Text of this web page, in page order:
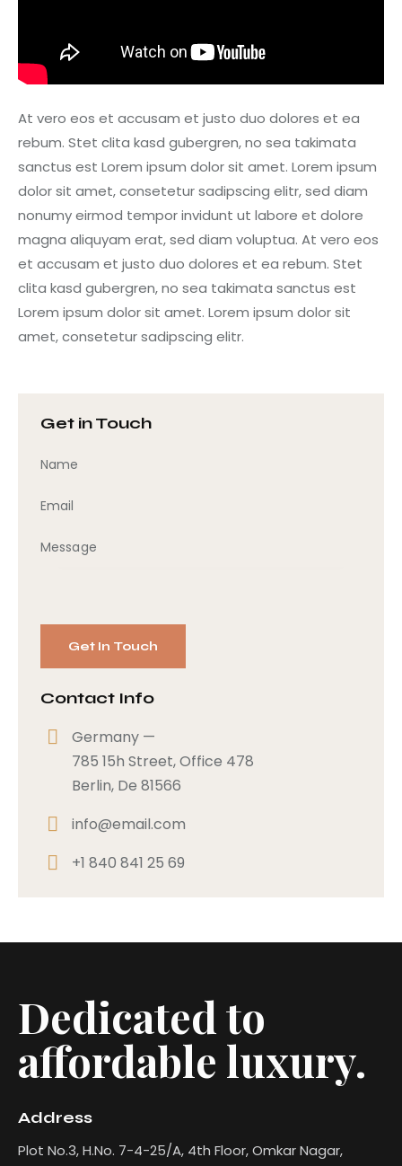
At vero eos et accusam et justo duo dolores et ea
rebum. Stet clita kasd gubergren, no sea takimata
sanctus est Lorem ipsum dolor sit amet. Lorem ipsum
dolor sit amet, consetetur sadipscing elitr, sed diam
nonumy eirmod tempor invidunt ut labore et dolore
magna aliquyam erat, sed diam voluptua. At vero eos
et accusam et justo duo dolores et ea rebum. Stet
clita kasd gubergren, no sea takimata sanctus est
Lorem ipsum dolor sit amet. Lorem ipsum dolor sit
amet, consetetur sadipscing elitr.
Get in Touch
Contact Info
Germany —
785 15h Street, Office 478
Berlin, De 81566
info@email.com
+1 840 841 25 69
Dedicated to
affordable luxury.
Address
Plot No.3, H.No. 7-4-25/A, 4th Floor, Omkar Nagar,